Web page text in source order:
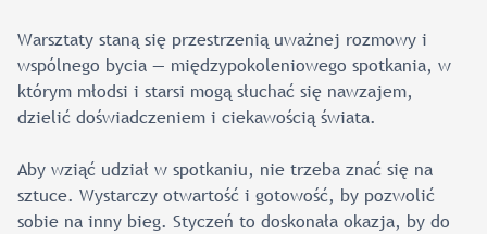
Warsztaty staną się przestrzenią uważnej rozmowy i
wspólnego bycia — międzypokoleniowego spotkania, w
którym młodsi i starsi mogą słuchać się nawzajem,
dzielić doświadczeniem i ciekawością świata.
Aby wziąć udział w spotkaniu, nie trzeba znać się na
sztuce. Wystarczy otwartość i gotowość, by pozwolić
sobie na inny bieg. Styczeń to doskonała okazja, by do